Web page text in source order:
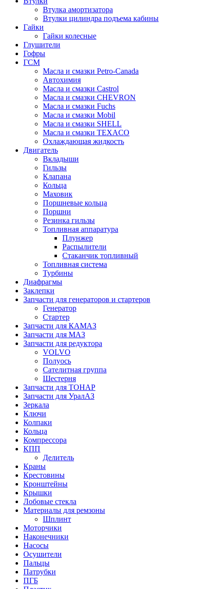
Втулка амортизатора
Втулки цилиндра подъема кабины
Гайки
Гайки колесные
Глушители
Гофры
ГСМ
Масла и смазки Petro-Canada
Автохимия
Масла и смазки Castrol
Масла и смазки CHEVRON
Масла и смазки Fuchs
Масла и смазки Mobil
Масла и смазки SHELL
Масла и смазки TEXACO
Охлаждающая жидкость
Двигатель
Вкладыши
Гильзы
Клапана
Кольца
Маховик
Поршневые кольца
Поршни
Резинка гильзы
Топливная аппаратура
Плунжер
Распылители
Стаканчик топливный
Топливная система
Турбины
Диафрагмы
Заклепки
Запчасти для генераторов и стартеров
Генератор
Стартер
Запчасти для КАМАЗ
Запчасти для МАЗ
Запчасти для редуктора
VOLVO
Полуось
Сателитная группа
Шестерня
Запчасти для ТОНАР
Запчасти для УралАЗ
Зеркала
Ключи
Колпаки
Кольца
Компрессора
КПП
Делитель
Краны
Крестовины
Кронштейны
Крышки
Лобовые стекла
Материалы для ремзоны
Шплинт
Моторчики
Наконечники
Насосы
Осушители
Пальцы
Патрубки
ПГБ